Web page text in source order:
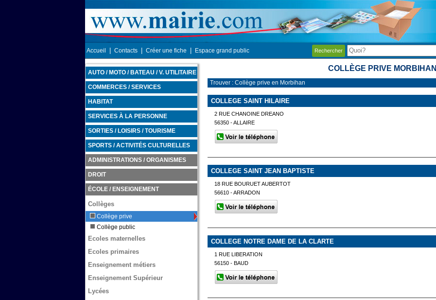
Accueil Contacts Créer une fiche Espace grand public Rechercher
AUTO / MOTO / BATEAU / V. UTILITAIRE
COMMERCES / SERVICES
HABITAT
SERVICES À LA PERSONNE
SORTIES / LOISIRS / TOURISME
SPORTS / ACTIVITÉS CULTURELLES
ADMINISTRATIONS / ORGANISMES
DROIT
ÉCOLE / ENSEIGNEMENT
Collèges
Collège prive
Collège public
Ecoles maternelles
Ecoles primaires
Enseignement métiers
Enseignement Supérieur
Lycées
COLLÈGE PRIVE MORBIHAN
Trouver : Collège prive en Morbihan
COLLEGE SAINT HILAIRE
2 RUE CHANOINE DREANO
56350 - ALLAIRE
COLLEGE SAINT JEAN BAPTISTE
18 RUE BOURUET AUBERTOT
56610 - ARRADON
COLLEGE NOTRE DAME DE LA CLARTE
1 RUE LIBERATION
56150 - BAUD